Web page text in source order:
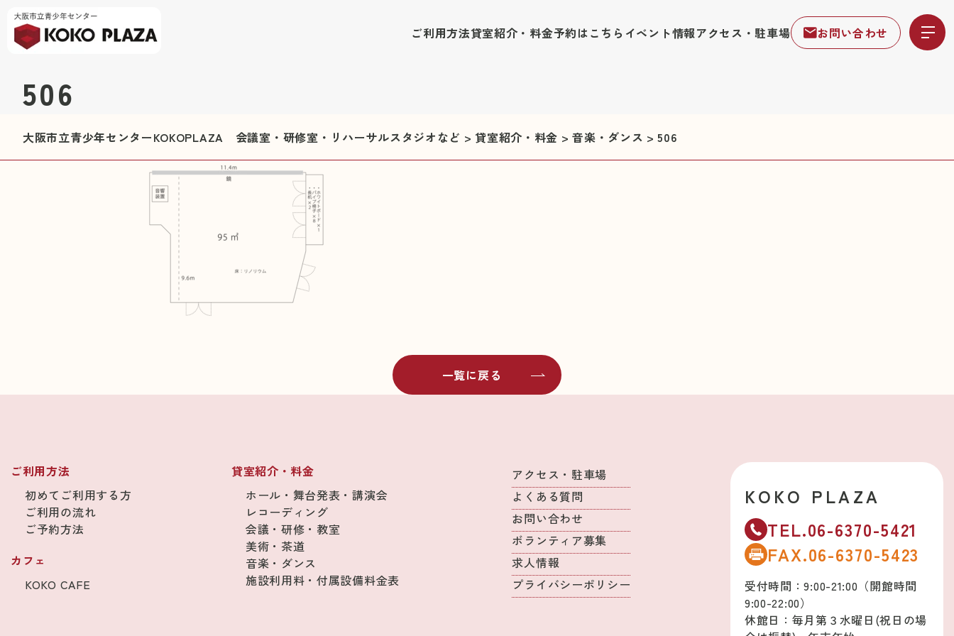
ご利用方法貸室紹介・料金予約はこちら イベント情報アクセス・駐車場 お問い合わせ
506
大阪市立青少年センターKOKOPLAZA 会議室・研修室・リハーサルスタジオなど >貸室紹介・料金 >音楽・ダンス >506
一覧に戻る
ご利用方法
初めてご利用する方
ご利用の流れ
ご予約方法
カフェ
KOKO CAFE
貸室紹介・料金
ホール・舞台発表・講演会
レコーディング
会議・研修・教室
美術・茶道
音楽・ダンス
施設利用料・付属設備料金表
アクセス・駐車場
よくある質問
お問い合わせ
ボランティア募集
求人情報
プライバシーポリシー
KOKO PLAZA
TEL.06-6370-5421
FAX.06-6370-5423
受付時間：9:00-21:00（開館時間
9:00-22:00）
休館日：毎月第３水曜日(祝日の場